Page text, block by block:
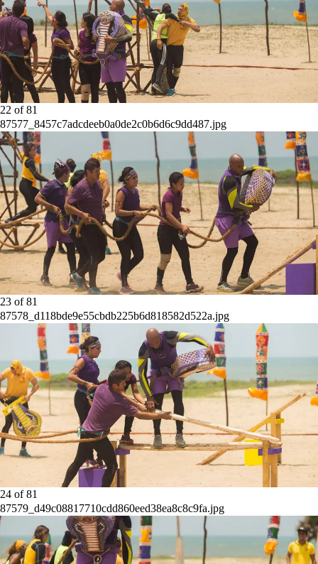
22 of81
87577_8457c7adcdeeb0a0de2c0b6d6c9dd487.jpg
23 of81
87578_d118bde9e55cbdb225b6d818582d522a.jpg
24 of81
87579_d49c08817710cdd860eed38ea8c8c9fa.jpg